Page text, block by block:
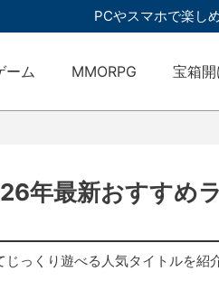
PCやスマホで楽し
ーム MMORPG 宝箱
年最新おすすめ
っくり遊べる人気タイトルを紹